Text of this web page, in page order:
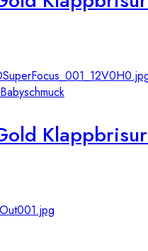
Babyschmuck